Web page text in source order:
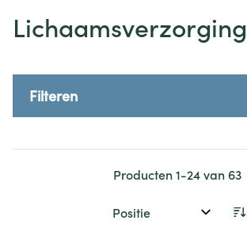
Lichaamsverzorging
Filteren
Producten1-24van 63
Sorteer op: